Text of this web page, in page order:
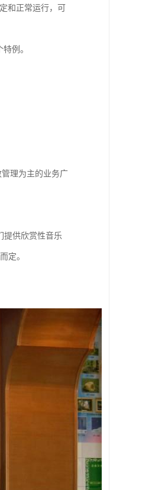
和正常运行，可
例。
理为主的业务广
提供欣赏性音乐
定。